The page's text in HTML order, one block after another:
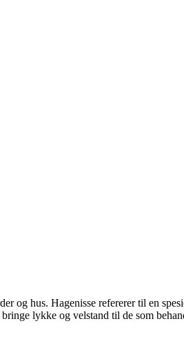
og hus. Hagenisse refererer til en
lykke og velstand til de som